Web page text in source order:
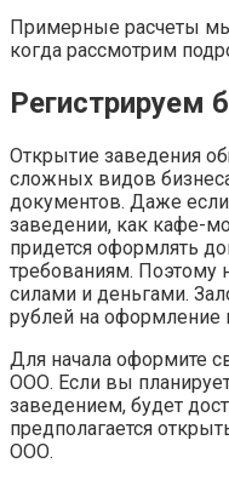
Примерные расчеты
когда рассмотрим
Регистрируем
Открытие заведения
сложных видов
документов. Даже
заведении, как кафе-
придется оформлять
требованиям. Поэтому
силами и деньгами.
рублей на оформление
Для начала оформите
ООО. Если вы
заведением, будет
предполагается
ООО.